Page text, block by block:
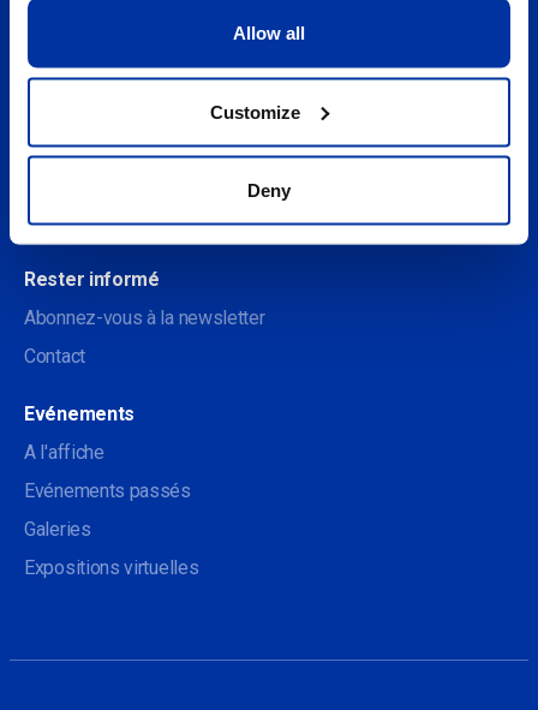
Allow all
Customize
Deny
À propos
Découvrez le Centre des arts
Soutenir le Centre des arts
Devenir membre
Rester informé
Abonnez-vous à la newsletter
Contact
Evénements
A l'affiche
Evénements passés
Galeries
Expositions virtuelles